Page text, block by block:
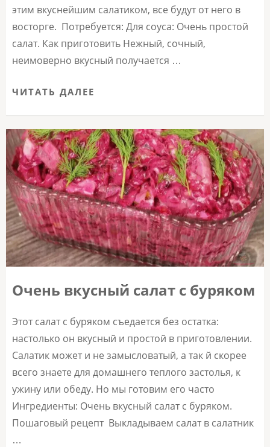
этим вкуснейшим салатиком, все будут от него в
восторге. Потребуется: Для соуса: Очень простой
салат. Как приготовить Нежный, сочный,
неимоверно вкусный получается …
ЧИТАТЬ ДАЛЕЕ
Очень вкусный салат с буряком
Этот салат с буряком съедается без остатка:
настолько он вкусный и простой в приготовлении.
Салатик может и не замысловатый, а так й скорее
всего знаете для домашнего теплого застолья, к
ужину или обеду. Но мы готовим его часто
Ингредиенты: Очень вкусный салат с буряком.
Пошаговый рецепт Выкладываем салат в салатник
…